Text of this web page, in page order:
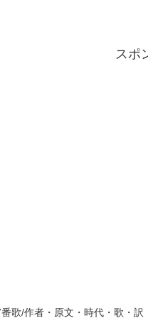
スポ
歌/作者・原文・時代・歌・訳